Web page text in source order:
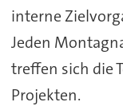
interne
Jeden
treffen sich die
Projekten.